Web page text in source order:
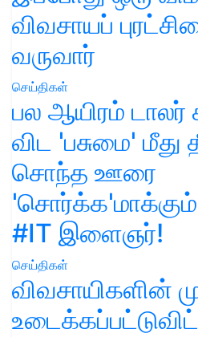
விவசாயப்
வருவார்
செய்திகள்
பல ஆயிரம்
விட 'பசுமை' மீது
சொந்த ஊரை
'சொர்க்க'மாக்கும்
#IT இளைஞர்!
செய்திகள்
விவசாயிகளின்